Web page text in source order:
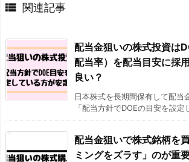
 関連記事
配当金狙いの株式投資は
配当率）を配当目安に採
良い？
日本株式を長期間保有して配当
「配当方針でDOEの目安を設定
配当金狙いで株式銘柄を
ミングをズラす」のが重